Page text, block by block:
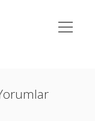
menüyü
aç